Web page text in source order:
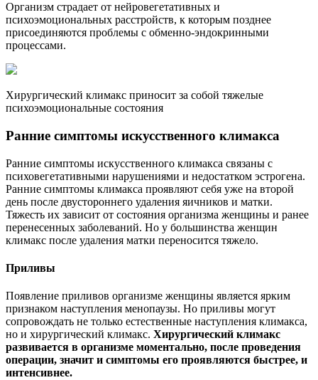
Организм страдает от нейровегетативных и
психоэмоциональных расстройств, к которым позднее
присоединяются проблемы с обменно-эндокринными
процессами.
Хирургический климакс приносит за собой тяжелые
психоэмоциональные состояния
Ранние симптомы искусственного климакса
Ранние симптомы искусственного климакса связаны с
психовегетативными нарушениями и недостатком эстрогена.
Ранние симптомы климакса проявляют себя уже на второй
день после двустороннего удаления яичников и матки.
Тяжесть их зависит от состояния организма женщины и ранее
перенесенных заболеваний. Но у большинства женщин
климакс после удаления матки переносится тяжело.
Приливы
Появление приливов организме женщины является ярким
признаком наступления менопаузы. Но приливы могут
сопровождать не только естественные наступления климакса,
но и хирургический климакс. Хирургический климакс
развивается в организме моментально, после проведения
операции, значит и симптомы его проявляются быстрее, и
интенсивнее.